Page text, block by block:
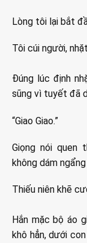
Lòng tôi lại bắt
Tôi cúi người,
Đúng lúc định
sũng vì tuyết đã
“Giao Giao.”
Giọng nói quen
không dám ngẩng
Thiếu niên khẽ
Hắn mặc bộ áo
khô hẳn, dưới